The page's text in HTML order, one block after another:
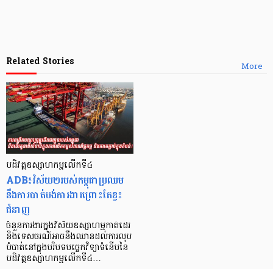
More
Related Stories
បដិវត្តឧស្សាហកម្មលើកទី៤
ADB៖វិស័យ២របស់កម្ពុជាប្រឈម
នឹងការបាត់បង់ការងារព្រោះតែខ្វះ
ជំនាញ
ចំនួនការងារក្នុងវិស័យឧស្សាហម្មកាត់ដេរ
និងទេសចរណ៍អាចនឹងឈានដល់ការលុប
បំបាត់នៅក្នុងបរិបទបច្ចេកវិទ្យា​ទំនើប​នៃ​
បដិវ​ត្ត​ឧស្សាហកម្មលើក​ទី​៤…